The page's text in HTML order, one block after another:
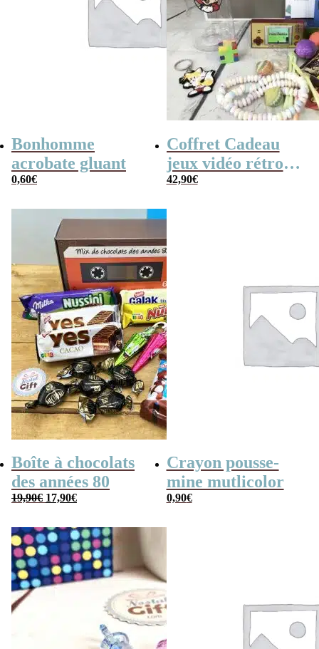
Bonhomme
acrobate gluant
0,60€
Coffret Cadeau
jeux vidéo rétro
(avec sa console de
42,90€
Boîte à chocolats
des années 80
19,90€ Le
prix
19,90€.
17,90€Le
prix
17,90€.
Crayon pousse-
mine mutlicolor
0,90€